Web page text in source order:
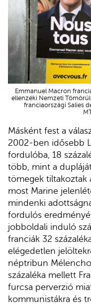
Emmanuel Macron
ellenzéki Nemzeti
franciaországi Salies
Másként fest a
2002-ben idősebb
fordulóba, 18
több, mint a
tömegek tiltakoztak
most Marine
mindenki
fordulós
jobboldali induló
franciák 32
elégedetlen
néptribun
százaléka mellett
furcsa perverzió
kommunistákra és